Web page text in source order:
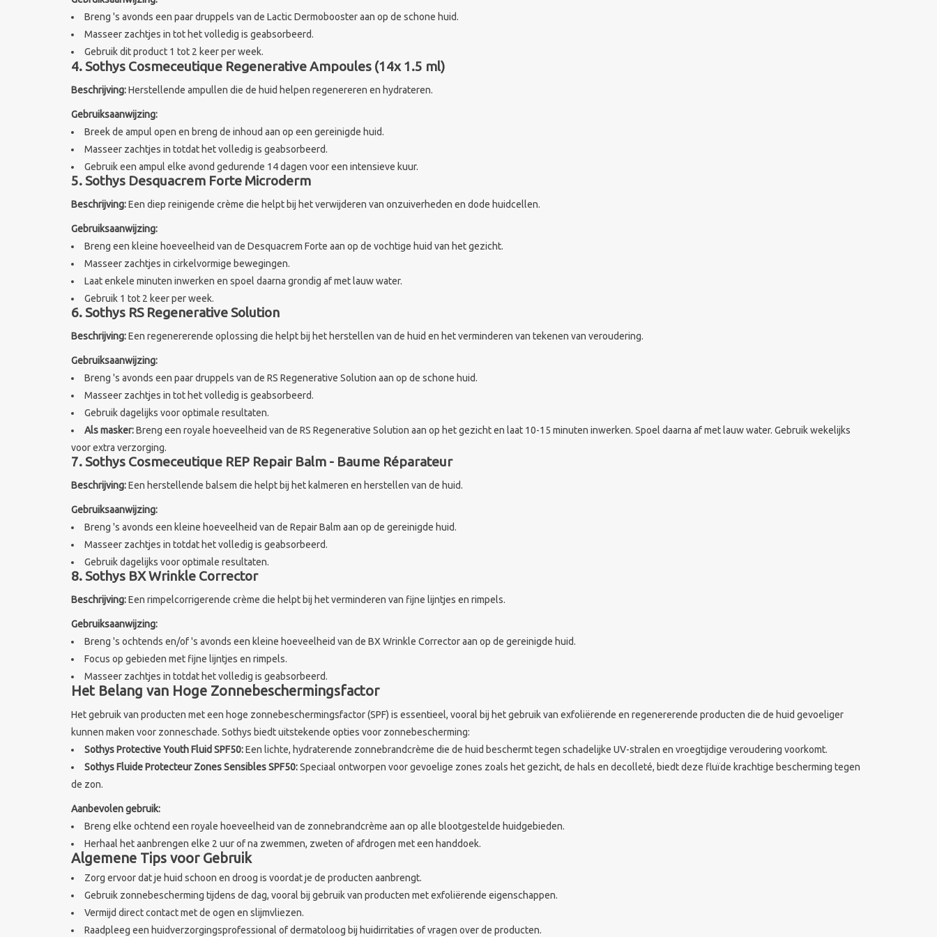
Breng 's avonds een paar druppels van de Lactic Dermobooster aan op de schone huid.
Masseer zachtjes in tot het volledig is geabsorbeerd.
Gebruik dit product 1 tot 2 keer per week.
4. Sothys Cosmeceutique Regenerative Ampoules (14x 1.5 ml)
Beschrijving:Herstellende ampullen die de huid helpen regenereren en hydrateren.
Gebruiksaanwijzing:
Breek de ampul open en breng de inhoud aan op een gereinigde huid.
Masseer zachtjes in totdat het volledig is geabsorbeerd.
Gebruik een ampul elke avond gedurende 14 dagen voor een intensieve kuur.
5. Sothys Desquacrem Forte Microderm
Beschrijving:Een diep reinigende crème die helpt bij het verwijderen van onzuiverheden en dode huidcellen.
Gebruiksaanwijzing:
Breng een kleine hoeveelheid van de Desquacrem Forte aan op de vochtige huid van het gezicht.
Masseer zachtjes in cirkelvormige bewegingen.
Laat enkele minuten inwerken en spoel daarna grondig af met lauw water.
Gebruik 1 tot 2 keer per week.
6. Sothys RS Regenerative Solution
Beschrijving:Een regenererende oplossing die helpt bij het herstellen van de huid en het verminderen van tekenen van veroudering.
Gebruiksaanwijzing:
Breng 's avonds een paar druppels van de RS Regenerative Solution aan op de schone huid.
Masseer zachtjes in tot het volledig is geabsorbeerd.
Gebruik dagelijks voor optimale resultaten.
Als masker:Breng een royale hoeveelheid van de RS Regenerative Solution aan op het gezicht en laat 10-15 minuten inwerken. Spoel daarna af met lauw water. Gebruik wekelijks
voor extra verzorging.
7. Sothys Cosmeceutique REP Repair Balm - Baume Réparateur
Beschrijving:Een herstellende balsem die helpt bij het kalmeren en herstellen van de huid.
Gebruiksaanwijzing:
Breng 's avonds een kleine hoeveelheid van de Repair Balm aan op de gereinigde huid.
Masseer zachtjes in totdat het volledig is geabsorbeerd.
Gebruik dagelijks voor optimale resultaten.
8. Sothys BX Wrinkle Corrector
Beschrijving:Een rimpelcorrigerende crème die helpt bij het verminderen van fijne lijntjes en rimpels.
Gebruiksaanwijzing:
Breng 's ochtends en/of 's avonds een kleine hoeveelheid van de BX Wrinkle Corrector aan op de gereinigde huid.
Focus op gebieden met fijne lijntjes en rimpels.
Masseer zachtjes in totdat het volledig is geabsorbeerd.
Het Belang van Hoge Zonnebeschermingsfactor
Het gebruik van producten met een hoge zonnebeschermingsfactor (SPF) is essentieel, vooral bij het gebruik van exfoliërende en regenererende producten die de huid gevoeliger
kunnen maken voor zonneschade. Sothys biedt uitstekende opties voor zonnebescherming:
Sothys Protective Youth Fluid SPF50:Een lichte, hydraterende zonnebrandcrème die de huid beschermt tegen schadelijke UV-stralen en vroegtijdige veroudering voorkomt.
Sothys Fluide Protecteur Zones Sensibles SPF50:Speciaal ontworpen voor gevoelige zones zoals het gezicht, de hals en decolleté, biedt deze fluïde krachtige bescherming tegen
de zon.
Aanbevolen gebruik:
Breng elke ochtend een royale hoeveelheid van de zonnebrandcrème aan op alle blootgestelde huidgebieden.
Herhaal het aanbrengen elke 2 uur of na zwemmen, zweten of afdrogen met een handdoek.
Algemene Tips voor Gebruik
Zorg ervoor dat je huid schoon en droog is voordat je de producten aanbrengt.
Gebruik zonnebescherming tijdens de dag, vooral bij gebruik van producten met exfoliërende eigenschappen.
Vermijd direct contact met de ogen en slijmvliezen.
Raadpleeg een huidverzorgingsprofessional of dermatoloog bij huidirritaties of vragen over de producten.